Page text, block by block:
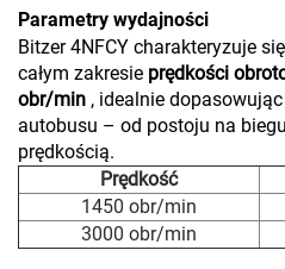
Parametry wydajności
Bitzer 4NFCY charakteryzuje
całym zakresie prędkości
obr/min , idealnie
autobusu – od postoju na
prędkością.
Prędkość
1450 obr/min
3000 obr/min